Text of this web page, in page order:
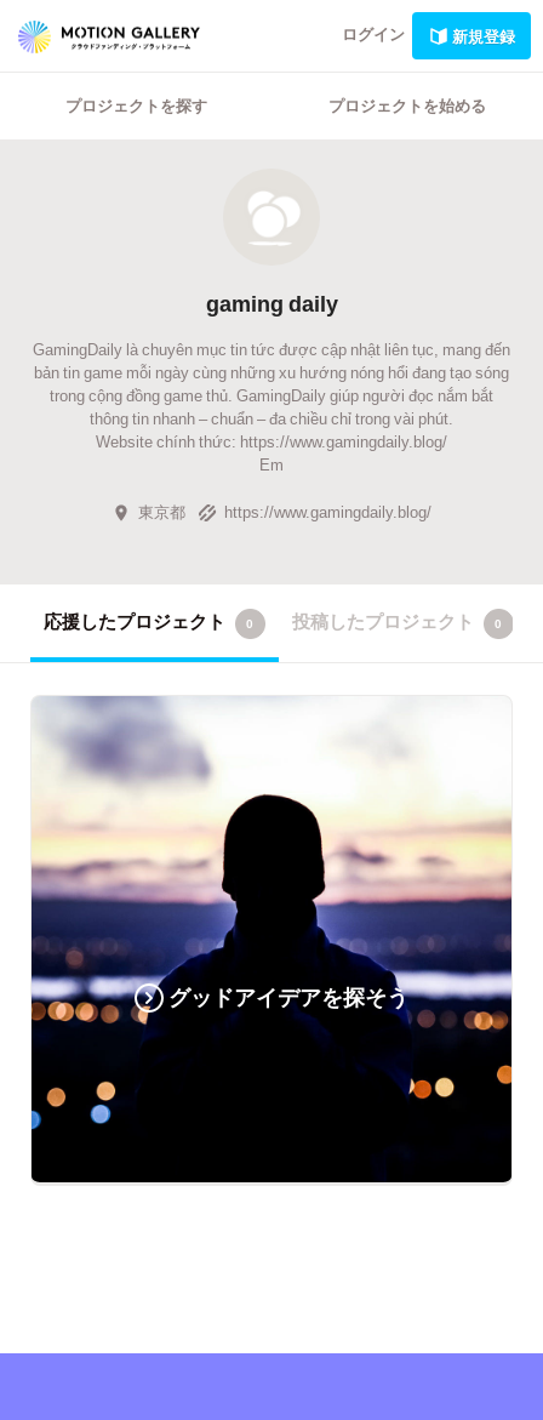
ログイン 新規登録
プロジェクトを探す プロジェクトを始める
gaming daily
GamingDaily là chuyên mục tin tức được cập nhật liên tục, mang đến
bản tin game mỗi ngày cùng những xu hướng nóng hổi đang tạo sóng
trong cộng đồng game thủ. GamingDaily giúp người đọc nắm bắt
thông tin nhanh – chuẩn – đa chiều chỉ trong vài phút.
Website chính thức: https://www.gamingdaily.blog/
Em
東京都 https://www.gamingdaily.blog/
応援したプロジェクト 0 投稿したプロジェクト 0
グッドアイデアを探そう